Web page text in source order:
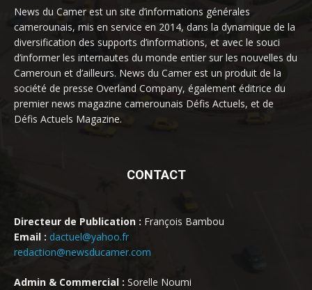
News du Camer est un site d’informations générales
camerounais, mis en service en 2014, dans la dynamique de la
diversification des supports d’informations, et avec le souci
d’informer les internautes du monde entier sur les nouvelles du
Cameroun et d’ailleurs. News du Camer est un produit de la
société de presse Overland Company, également éditrice du
premier news magazine camerounais Défis Actuels, et de
Défis Actuels Magazine.
CONTACT
Directeur de Publication : François Bambou
Email : dactuel@yahoo.fr
redaction@newsducamer.com
Admin & Commercial : Sorelle Noumi